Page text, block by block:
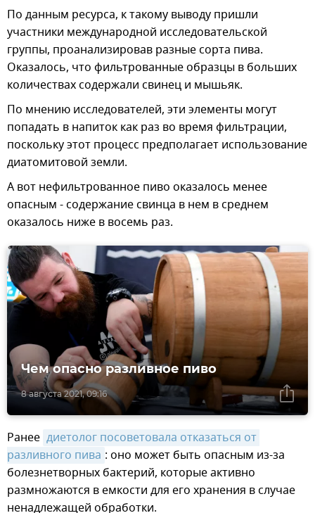
По данным ресурса, к такому выводу пришли
участники международной исследовательской
группы, проанализировав разные сорта пива.
Оказалось, что фильтрованные образцы в больших
количествах содержали свинец и мышьяк.
По мнению исследователей, эти элементы могут
попадать в напиток как раз во время фильтрации,
поскольку этот процесс предполагает использование
диатомитовой земли.
А вот нефильтрованное пиво оказалось менее
опасным - содержание свинца в нем в среднем
оказалось ниже в восемь раз.
8 августа 2021, 09:16
Чем опасно разливное пиво
Ранее диетолог посоветовала отказаться от
разливного пива : оно может быть опасным из-за
болезнетворных бактерий, которые активно
размножаются в емкости для его хранения в случае
ненадлежащей обработки.